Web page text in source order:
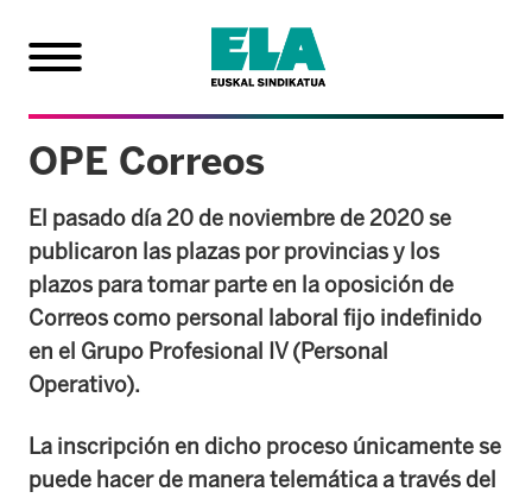
OPE Correos
El pasado día 20 de noviembre de 2020 se
publicaron las plazas por provincias y los
plazos para tomar parte en la oposición de
Correos como personal laboral fijo indefinido
en el Grupo Profesional IV (Personal
Operativo).
La inscripción en dicho proceso únicamente se
puede hacer de manera telemática a través del